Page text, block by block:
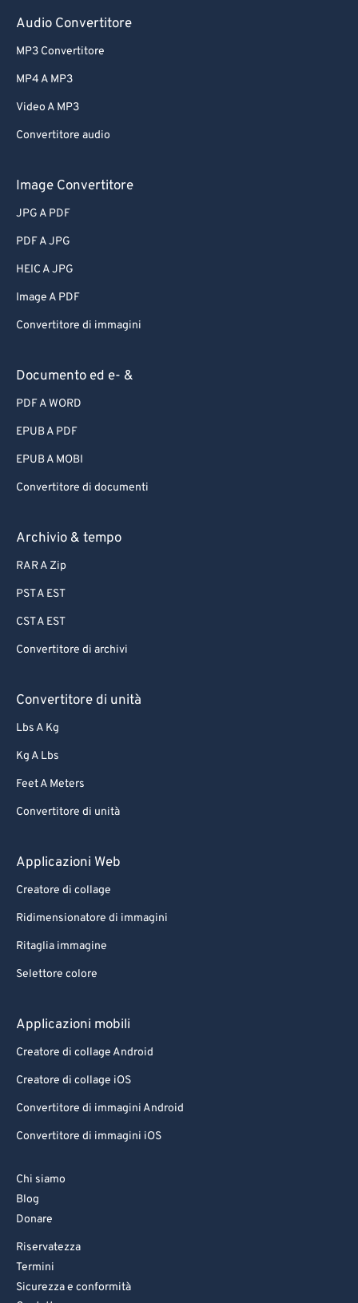
Audio Convertitore
MP3 Convertitore
MP4 A MP3
Video A MP3
Convertitore audio
Image Convertitore
JPG A PDF
PDF A JPG
HEIC A JPG
Image A PDF
Convertitore di immagini
Documento ed e- &
PDF A WORD
EPUB A PDF
EPUB A MOBI
Convertitore di documenti
Archivio & tempo
RAR A Zip
PST A EST
CST A EST
Convertitore di archivi
Convertitore di unità
Lbs A Kg
Kg A Lbs
Feet A Meters
Convertitore di unità
Applicazioni Web
Creatore di collage
Ridimensionatore di immagini
Ritaglia immagine
Selettore colore
Applicazioni mobili
Creatore di collage Android
Creatore di collage iOS
Convertitore di immagini Android
Convertitore di immagini iOS
Chi siamo
Blog
Donare
Riservatezza
Termini
Sicurezza e conformità